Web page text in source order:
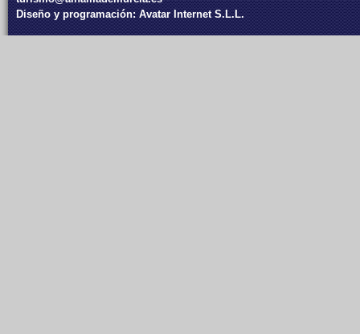
Diseño y programación:Avatar Internet S.L.L.